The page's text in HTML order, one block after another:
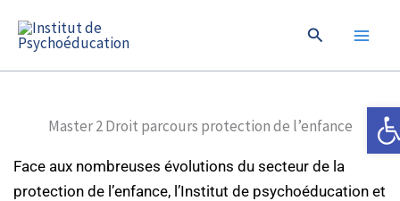
Rechercher
Master 2 Droit parcours protection de l’enfance
Face aux nombreuses évolutions du secteur de la
protection de l’enfance, l’Institut de psychoéducation et